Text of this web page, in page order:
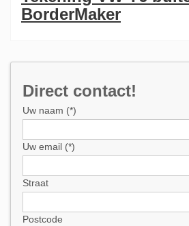
BorderMaker
Direct contact!
Uw naam (*)
Uw email (*)
Straat
Postcode